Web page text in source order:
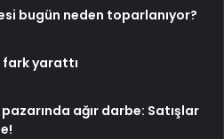
bugün neden toparlanıyor?
fark yarattı
ağır darbe: Satışlar